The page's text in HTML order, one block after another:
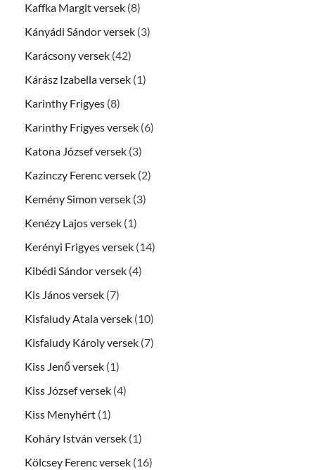
Kaffka Margit versek (8)
Kányádi Sándor versek (3)
Karácsony versek (42)
Kárász Izabella versek (1)
Karinthy Frigyes (8)
Karinthy Frigyes versek (6)
Katona József versek (3)
Kazinczy Ferenc versek (2)
Kemény Simon versek (3)
Kenézy Lajos versek (1)
Kerényi Frigyes versek (14)
Kibédi Sándor versek (4)
Kis János versek (7)
Kisfaludy Atala versek (10)
Kisfaludy Károly versek (7)
Kiss Jenő versek (1)
Kiss József versek (4)
Kiss Menyhért (1)
Koháry István versek (1)
Kölcsey Ferenc versek (16)